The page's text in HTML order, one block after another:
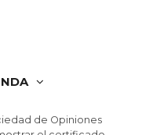
de Opiniones